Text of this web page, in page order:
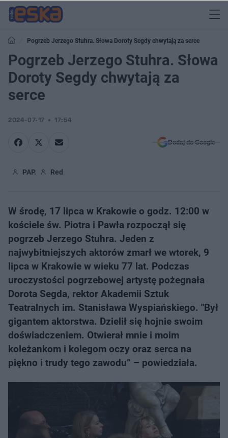
Pogrzeb Jerzego Stuhra. Słowa Doroty Segdy chwytają za serce
Pogrzeb Jerzego Stuhra. Słowa
Doroty Segdy chwytają za
serce
2024-07-17 17:54
Dodaj do Google
PAP. Red
W środę, 17 lipca w Krakowie o godz. 12:00 w
kościele św. Piotra i Pawła rozpoczął się
pogrzeb Jerzego Stuhra. Jeden z
najwybitniejszych aktorów zmarł we wtorek, 9
lipca w Krakowie w wieku 77 lat. Podczas
uroczystości pogrzebowej artystę pożegnała
Dorota Segda, rektor Akademii Sztuk
Teatralnych im. Stanisława Wyspiańskiego. "Był
gigantem aktorstwa. Dzielił się hojnie swoim
doświadczeniem. Otwierał mnie i moim
koleżankom i kolegom oczy oraz serca na
piękno i trudy tego zawodu” – powiedziała.